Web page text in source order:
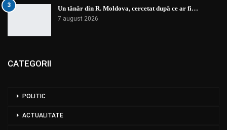
3 Un tânăr din R. Moldova, cercetat după ce ar fi…
7 august 2026
CATEGORII
POLITIC
ACTUALITATE